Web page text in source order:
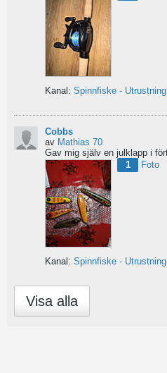
Kanal: Spinnfiske - Utrustning
Cobbs
av Mathias 70
1
Foto
Kanal: Spinnfiske - Utrustning
Visa alla